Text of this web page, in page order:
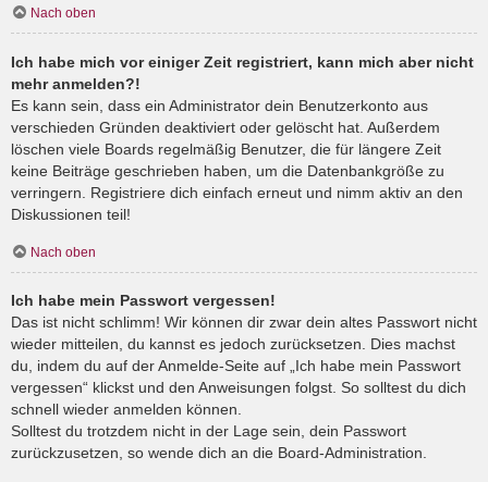
Nach oben
Ich habe mich vor einiger Zeit registriert, kann mich aber nicht
mehr anmelden?!
Es kann sein, dass ein Administrator dein Benutzerkonto aus
verschieden Gründen deaktiviert oder gelöscht hat. Außerdem
löschen viele Boards regelmäßig Benutzer, die für längere Zeit
keine Beiträge geschrieben haben, um die Datenbankgröße zu
verringern. Registriere dich einfach erneut und nimm aktiv an den
Diskussionen teil!
Nach oben
Ich habe mein Passwort vergessen!
Das ist nicht schlimm! Wir können dir zwar dein altes Passwort nicht
wieder mitteilen, du kannst es jedoch zurücksetzen. Dies machst
du, indem du auf der Anmelde-Seite auf „Ich habe mein Passwort
vergessen“ klickst und den Anweisungen folgst. So solltest du dich
schnell wieder anmelden können.
Solltest du trotzdem nicht in der Lage sein, dein Passwort
zurückzusetzen, so wende dich an die Board-Administration.